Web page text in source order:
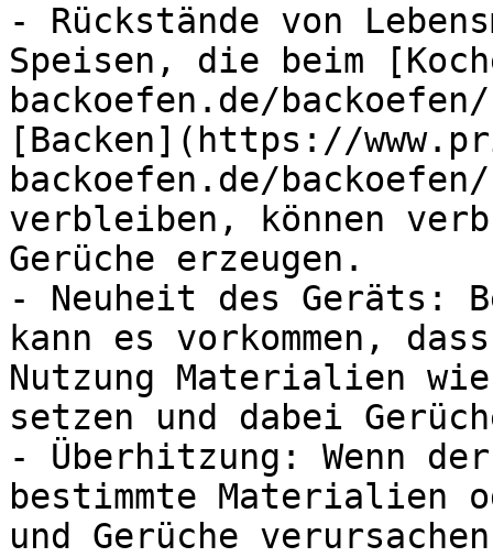
- Rückstände von
Speisen, die beim
backoefen.de/
[Backen](https://
backoefen.de/
verbleiben, können
Gerüche erzeugen.
- Neuheit des Geräts:
kann es vorkommen,
Nutzung Materialien
setzen und dabei
- Überhitzung: Wenn
bestimmte Materialien
und Gerüche